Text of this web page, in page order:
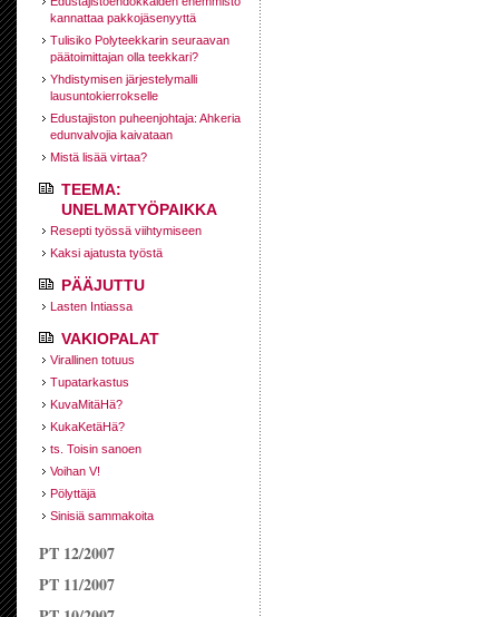
kannattaa pakkojäsenyyttä
Tulisiko Polyteekkarin seuraavan
päätoimittajan olla teekkari?
Yhdistymisen järjestelymalli
lausuntokierrokselle
Edustajiston puheenjohtaja: Ahkeria
edunvalvojia kaivataan
Mistä lisää virtaa?
TEEMA:
UNELMATYÖPAIKKA
Resepti työssä viihtymiseen
Kaksi ajatusta työstä
PÄÄJUTTU
Lasten Intiassa
VAKIOPALAT
Virallinen totuus
Tupatarkastus
KuvaMitäHä?
KukaKetäHä?
ts. Toisin sanoen
Voihan V!
Pölyttäjä
Sinisiä sammakoita
PT 12/2007
PT 11/2007